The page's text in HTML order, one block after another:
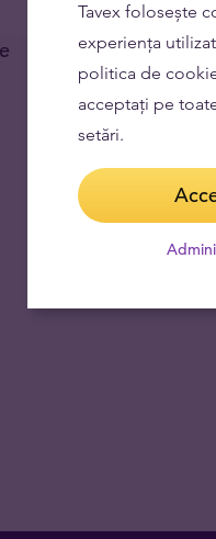
Moneda de aur
de aur peste
23.09.2022
Tavex folosește
experiența
politica de
acceptați pe
setări.